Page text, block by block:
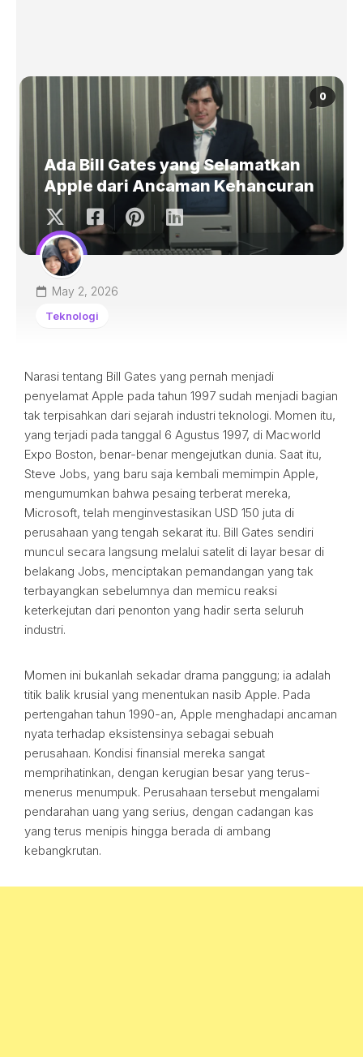
0
Ada Bill Gates yang Selamatkan
Apple dari Ancaman Kehancuran
May 2, 2026
Teknologi
Narasi tentang Bill Gates yang pernah menjadi
penyelamat Apple pada tahun 1997 sudah menjadi bagian
tak terpisahkan dari sejarah industri teknologi. Momen itu,
yang terjadi pada tanggal 6 Agustus 1997, di Macworld
Expo Boston, benar-benar mengejutkan dunia. Saat itu,
Steve Jobs, yang baru saja kembali memimpin Apple,
mengumumkan bahwa pesaing terberat mereka,
Microsoft, telah menginvestasikan USD 150 juta di
perusahaan yang tengah sekarat itu. Bill Gates sendiri
muncul secara langsung melalui satelit di layar besar di
belakang Jobs, menciptakan pemandangan yang tak
terbayangkan sebelumnya dan memicu reaksi
keterkejutan dari penonton yang hadir serta seluruh
industri.
Momen ini bukanlah sekadar drama panggung; ia adalah
titik balik krusial yang menentukan nasib Apple. Pada
pertengahan tahun 1990-an, Apple menghadapi ancaman
nyata terhadap eksistensinya sebagai sebuah
perusahaan. Kondisi finansial mereka sangat
memprihatinkan, dengan kerugian besar yang terus-
menerus menumpuk. Perusahaan tersebut mengalami
pendarahan uang yang serius, dengan cadangan kas
yang terus menipis hingga berada di ambang
kebangkrutan.